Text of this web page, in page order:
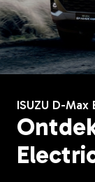
ISUZU D-Max